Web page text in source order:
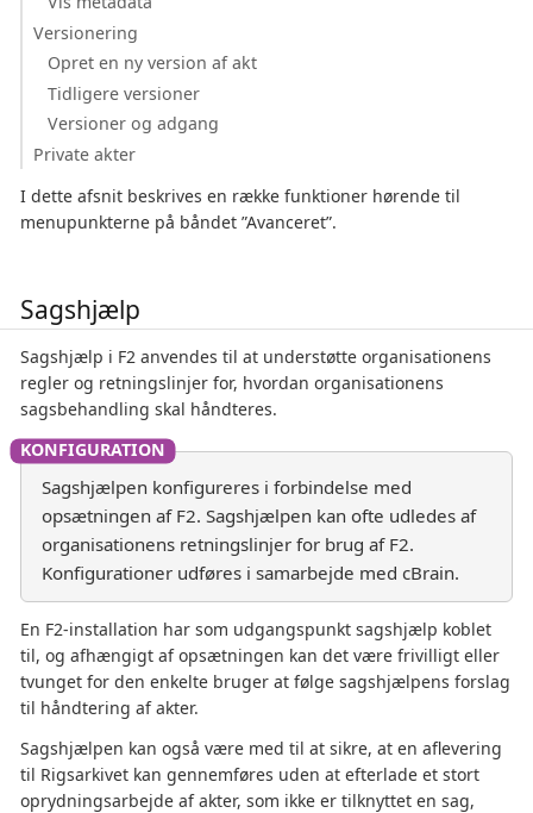
Versionering
Opret en ny version af akt
Tidligere versioner
Versioner og adgang
Private akter
I dette afsnit beskrives en række funktioner hørende til
menupunkterne på båndet ”Avanceret”.
Sagshjælp
Sagshjælp i F2 anvendes til at understøtte organisationens
regler og retningslinjer for, hvordan organisationens
sagsbehandling skal håndteres.
Sagshjælpen konfigureres i forbindelse med
opsætningen af F2. Sagshjælpen kan ofte udledes af
organisationens retningslinjer for brug af F2.
Konfigurationer udføres i samarbejde med cBrain.
En F2-installation har som udgangspunkt sagshjælp koblet
til, og afhængigt af opsætningen kan det være frivilligt eller
tvunget for den enkelte bruger at følge sagshjælpens forslag
til håndtering af akter.
Sagshjælpen kan også være med til at sikre, at en aflevering
til Rigsarkivet kan gennemføres uden at efterlade et stort
oprydningsarbejde af akter, som ikke er tilknyttet en sag,